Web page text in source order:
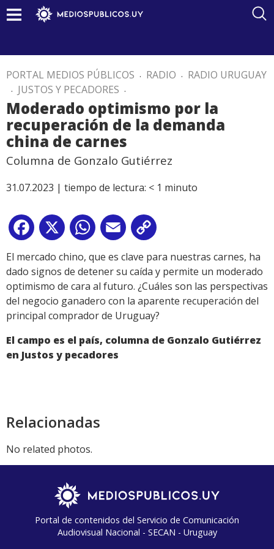
PORTAL MEDIOS PÚBLICOS . RADIO . RADIO URUGUAY
. JUSTOS Y PECADORES .
Moderado optimismo por la
recuperación de la demanda
china de carnes
Columna de Gonzalo Gutiérrez
31.07.2023 | tiempo de lectura: < 1 minuto
Facebook
X WhatsApp
Email
Link
El mercado chino, que es clave para nuestras carnes, ha
dado signos de detener su caída y permite un moderado
optimismo de cara al futuro. ¿Cuáles son las perspectivas
del negocio ganadero con la aparente recuperación del
principal comprador de Uruguay?
El campo es el país, columna de Gonzalo Gutiérrez
en Justos y pecadores
Relacionadas
No related photos.
Portal de contenidos del Servicio de Comunicación
Audiovisual Nacional - SECAN - Uruguay